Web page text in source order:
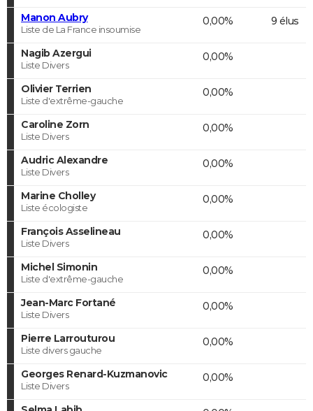
Manon Aubry
Liste de La France insoumise
0,00% 9 élus
Nagib Azergui
Liste Divers
0,00%
Olivier Terrien
Liste d'extrême-gauche
0,00%
Caroline Zorn
Liste Divers
0,00%
Audric Alexandre
Liste Divers
0,00%
Marine Cholley
Liste écologiste
0,00%
François Asselineau
Liste Divers
0,00%
Michel Simonin
Liste d'extrême-gauche
0,00%
Jean-Marc Fortané
Liste Divers
0,00%
Pierre Larrouturou
Liste divers gauche
0,00%
Georges Renard-Kuzmanovic
Liste Divers
0,00%